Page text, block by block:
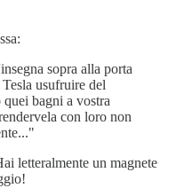
sopra alla porta
usufruire del
quei bagni a vostra
con loro non
letteralmente un magnete